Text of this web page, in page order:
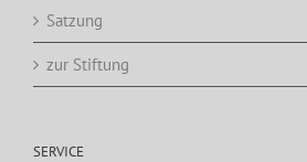
Satzung
zur Stiftung
SERVICE